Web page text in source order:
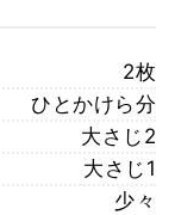
2枚
ひとかけら分
大さじ2
大さじ1
少々